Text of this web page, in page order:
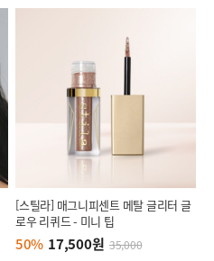
[스틸라] 매그니피센트 메탈 글리터 글
로우 리퀴드 - 미니 팁
50% 17,500원 35,000